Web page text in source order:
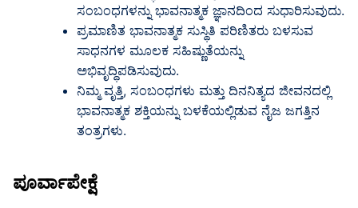
ಸಂಬಂಧಗಳನ್ನು ಭಾವನಾತ್ಮಕ ಜ್ಞಾನದಿಂದ ಸುಧಾರಿಸುವುದು.
ಪ್ರಮಾಣಿತ ಭಾವನಾತ್ಮಕ ಸುಸ್ಥಿತಿ ಪರಿಣಿತರು ಬಳಸುವ
ಸಾಧನಗಳ ಮೂಲಕ ಸಹಿಷ್ಣುತೆಯನ್ನು
ಅಭಿವೃದ್ಧಿಪಡಿಸುವುದು.
ನಿಮ್ಮ ವೃತ್ತಿ, ಸಂಬಂಧಗಳು ಮತ್ತು ದಿನನಿತ್ಯದ ಜೀವನದಲ್ಲಿ
ಭಾವನಾತ್ಮಕ ಶಕ್ತಿಯನ್ನು ಬಳಕೆಯಲ್ಲಿಡುವ ನೈಜ ಜಗತ್ತಿನ
ತಂತ್ರಗಳು.
ಪೂರ್ವಾಪೇಕ್ಷೆ